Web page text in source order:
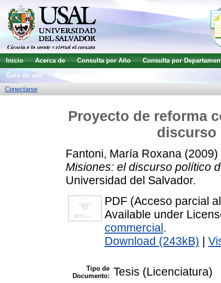
Inicio Acerca de Consulta por Año
Consulta por
Guía de uso
Conectarse
Proyecto de reforma
discurso
Fantoni, María Roxana (2009)
Misiones: el discurso político
Universidad del Salvador.
PDF (Acceso parcial
Available under
commercial .
Download (243kB)
Tipo de
Documento: Tesis (Licenciatura)